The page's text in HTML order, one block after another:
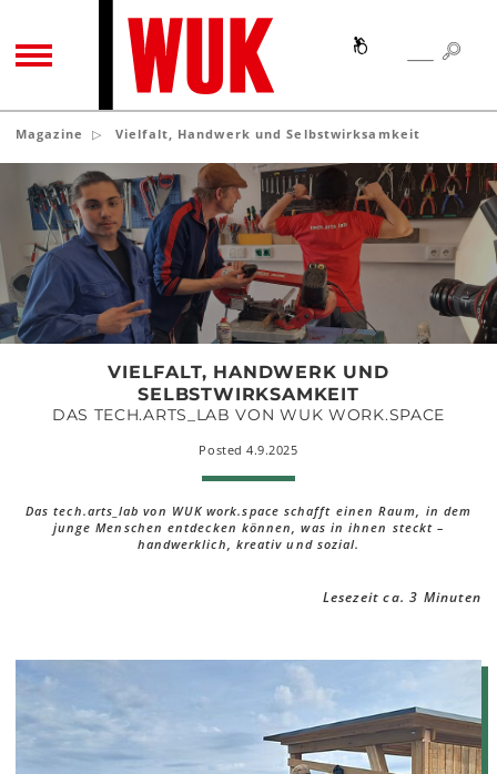
TOGGLE NAVIGATION SEARCH
Magazine Vielfalt, Handwerk und Selbstwirksamkeit
Vielfalt,
Handwerk
und
Selbstwirksamkeit
VIELFALT, HANDWERK UND
SELBSTWIRKSAMKEIT
DAS TECH.ARTS_LAB VON WUK WORK.SPACE
Posted 4.9.2025
Das tech.arts_lab von WUK work.space schafft einen Raum, in dem
junge Menschen entdecken können, was in ihnen steckt –
handwerklich, kreativ und sozial.
Lesezeit ca. 3 Minuten